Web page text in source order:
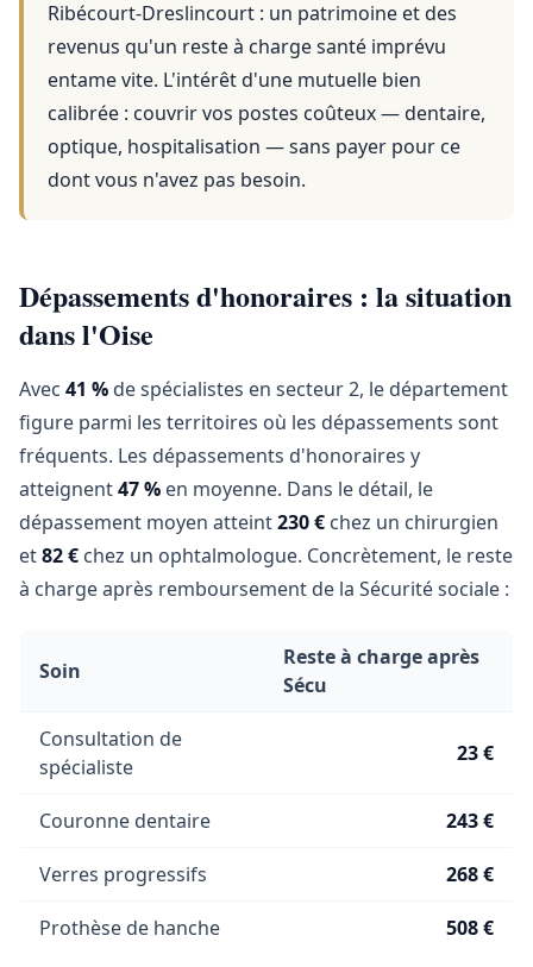
Ribécourt-Dreslincourt : un patrimoine et des
revenus qu'un reste à charge santé imprévu
entame vite. L'intérêt d'une mutuelle bien
calibrée : couvrir vos postes coûteux — dentaire,
optique, hospitalisation — sans payer pour ce
dont vous n'avez pas besoin.
Dépassements d'honoraires : la situation
dans l'Oise
Avec 41 % de spécialistes en secteur 2, le département
figure parmi les territoires où les dépassements sont
fréquents. Les dépassements d'honoraires y
atteignent47 % en moyenne. Dans le détail, le
dépassement moyen atteint230 € chez un chirurgien
et82 € chez un ophtalmologue. Concrètement, le reste
à charge après remboursement de la Sécurité sociale :
Soin
Reste à charge après
Sécu
Consultation de
spécialiste
23 €
Couronne dentaire 243 €
Verres progressifs 268 €
Prothèse de hanche 508 €